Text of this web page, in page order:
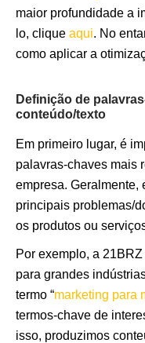
maior profundidade a
lo, clique aqui. No
como aplicar a
Definição de
conteúdo/texto
Em primeiro lugar, é
palavras-chaves mais
empresa. Geralmente,
principais problemas/
os produtos ou
Por exemplo, a
para grandes
termo “marketing para
termos-chave de
isso, produzimos